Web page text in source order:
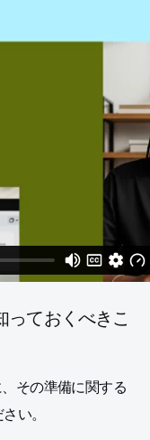
ておくべきこ
その準備に関する
い。